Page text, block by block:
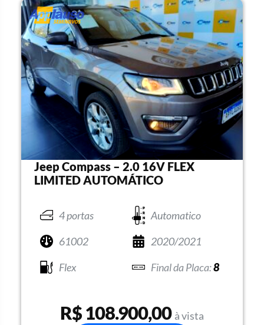
Jeep Compass – 2.0 16V FLEX
LIMITED AUTOMÁTICO
4 portas
Automatico
61002
2020/2021
Flex
8
R$ 108.900,00 à vista